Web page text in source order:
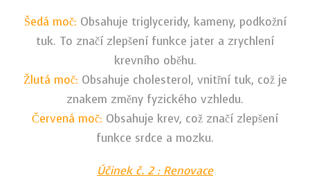
Šedá moč: Obsahuje triglyceridy, kameny, podkožní
tuk. To značí zlepšení funkce jater a zrychlení
krevního oběhu.
Žlutá moč: Obsahuje cholesterol, vnitřní tuk, což je
znakem změny fyzického vzhledu.
Červená moč: Obsahuje krev, což značí zlepšení
funkce srdce a mozku.
Účinek č. 2 : Renovace